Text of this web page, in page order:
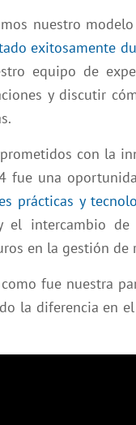
nuestro
exitosamente
equipo de
y discutir
con la
fue una
prácticas y
el intercambio de
en la gestión de
fue nuestra
la diferencia en